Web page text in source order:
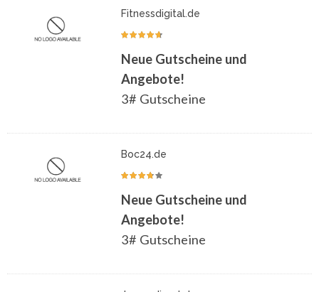
Fitnessdigital.de
Neue Gutscheine und
Angebote!
3# Gutscheine
Boc24.de
Neue Gutscheine und
Angebote!
3# Gutscheine